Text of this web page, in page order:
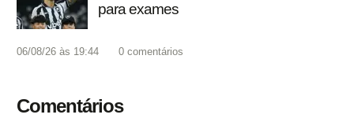
para exames
06/08/26 às 19:44 0 comentários
Comentários